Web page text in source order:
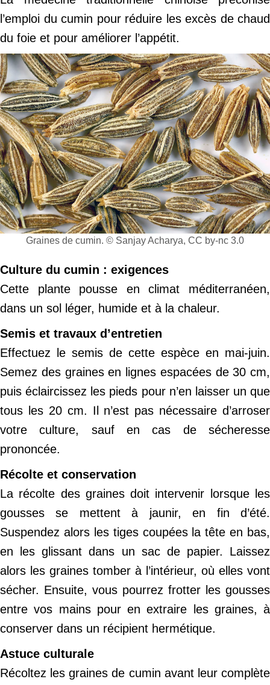
l’emploi du cumin pour réduire les excès de chaud
du foie et pour améliorer l’appétit.
Graines de cumin. © Sanjay Acharya, CC by-nc 3.0
Culture du cumin : exigences
Cette plante pousse en climat méditerranéen,
dans un sol léger, humide et à la chaleur.
Semis et travaux d’entretien
Effectuez le semis de cette espèce en mai-juin.
Semez des graines en lignes espacées de 30 cm,
puis éclaircissez les pieds pour n’en laisser un que
tous les 20 cm. Il n’est pas nécessaire d’arroser
votre culture, sauf en cas de sécheresse
prononcée.
Récolte et conservation
La récolte des graines doit intervenir lorsque les
gousses se mettent à jaunir, en fin d’été.
Suspendez alors les tiges coupées la tête en bas,
en les glissant dans un sac de papier. Laissez
alors les graines tomber à l’intérieur, où elles vont
sécher. Ensuite, vous pourrez frotter les gousses
entre vos mains pour en extraire les graines, à
conserver dans un récipient hermétique.
Astuce culturale
Récoltez les graines de cumin avant leur complète